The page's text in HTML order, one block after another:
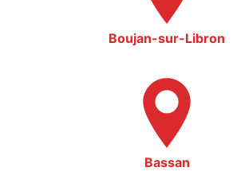
Boujan-sur-Libron
Bassan